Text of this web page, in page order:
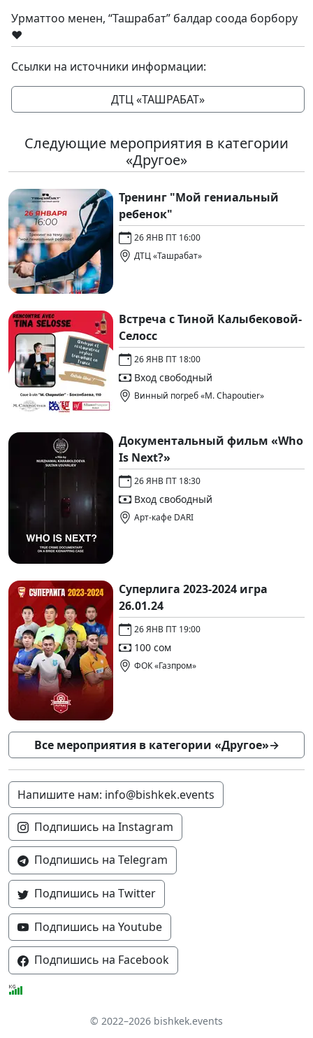
Урматтоо менен, “Ташрабат” балдар соода борбору
❤️
Ссылки на источники информации:
ДТЦ «ТАШРАБАТ»
Следующие мероприятия в категории
«Другое»
Тренинг "Мой гениальный
ребенок"
26 ЯНВ ПТ 16:00
ДТЦ «Ташрабат»
Встреча с Тиной Калыбековой-
Селосс
26 ЯНВ ПТ 18:00
Вход свободный
Винный погреб «M. Chapoutier»
Документальный фильм «Who
Is Next?»
26 ЯНВ ПТ 18:30
Вход свободный
Арт-кафе DARI
Суперлига 2023-2024 игра
26.01.24
26 ЯНВ ПТ 19:00
100 сом
ФОК «Газпром»
Все мероприятия в категории «Другое»→
Напишите нам: info@bishkek.events
Подпишись на Instagram
Подпишись на Telegram
Подпишись на Twitter
Подпишись на Youtube
Подпишись на Facebook
© 2022–2026 bishkek.events